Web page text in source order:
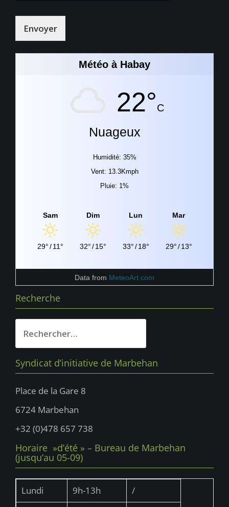
Envoyer
Météo à Habay
22°C
Nuageux
Humidité: 35%
Vent: 13.3Kmph
Pluie: 1%
Sam
29°/ 11°
Dim
32°/ 15°
Lun
33°/ 18°
Mar
29°/ 13°
Data from MeteoArt.com
Recherche
Syndicat d’initiative de Marbehan
Place de la Gare 8
6724 Marbehan
+32 (0)478 657 738
Horaire »d’été » – Bureau de Marbehan
(jusqu’au 05-09)
Lundi 9h-13h
/